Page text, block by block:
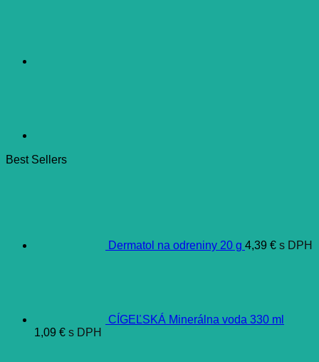
ml
Best Sellers
Dermatol na odreniny 20 g 4,39 € s DPH
CÍGEĽSKÁ Minerálna voda 330 ml
1,09 € s DPH